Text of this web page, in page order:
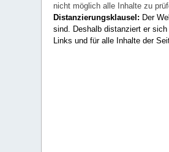
nicht möglich alle Inhalte zu
Distanzierungsklausel: Der
sind. Deshalb distanziert er
Links und für alle Inhalte der